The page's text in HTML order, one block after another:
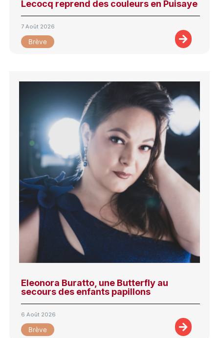
Lecocq reprend des couleurs en Puisaye
7 Août 2026
Brève
Eleonora Buratto, une Butterfly au
secours des enfants papillons
6 Août 2026
Brève